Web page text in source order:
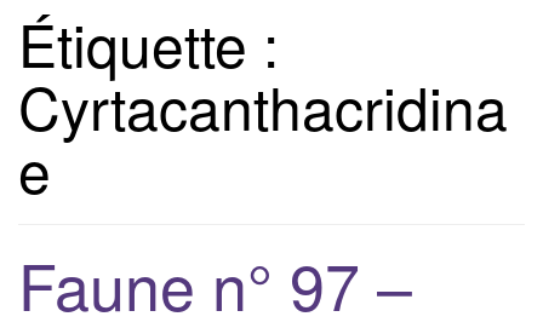
n
Étiquette :
Cyrtacanthacridina
e
Faune n° 97 –